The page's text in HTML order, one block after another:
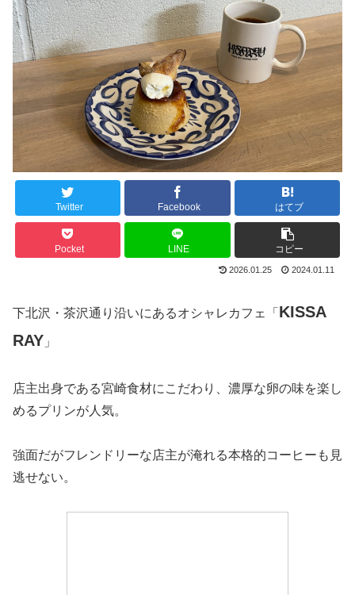
Twitter Facebook はてブ
Pocket LINE コピー
2026.01.25 2024.01.11
下北沢・茶沢通り沿いにあるオシャレカフェ「 KISSA
RAY 」
店主出身である宮崎食材にこだわり、濃厚な卵の味を楽し
めるプリンが人気。
強面だがフレンドリーな店主が淹れる本格的コーヒーも見
逃せない。